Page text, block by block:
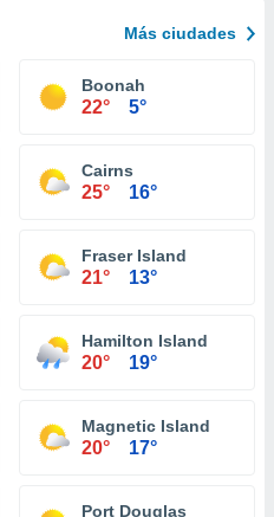
Más ciudades
Boonah
22° 5°
Cairns
25° 16°
Fraser Island
21° 13°
Hamilton Island
20° 19°
Magnetic Island
20° 17°
Port Douglas